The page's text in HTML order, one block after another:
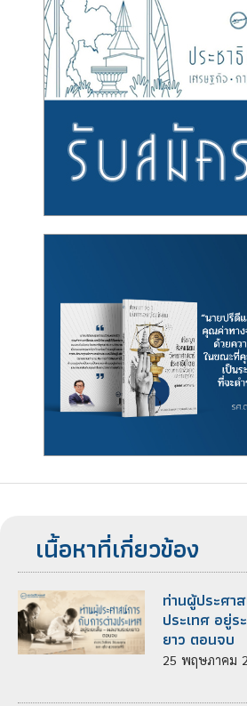
เนื้อหาที่เกี่ยวข้อง
ท่านผู้ประศา
ประเทศ อยู่
ยาว ตอนจบ
25 พฤษภาคม